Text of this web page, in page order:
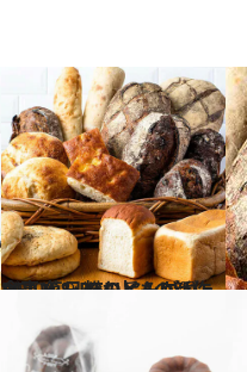
2020.9.9
DEAN & DELUCAの新作食事パン 粉の旨みがギュッ！ 毎日のおともに♡
グルメ